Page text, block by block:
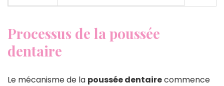
Processus de la poussée
dentaire
Le mécanisme de la poussée dentairecommence